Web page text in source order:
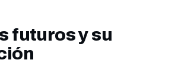
futuros y su